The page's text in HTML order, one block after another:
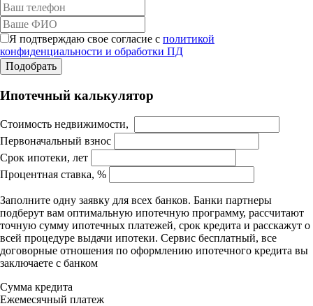
Я подтверждаю свое согласие с политикой
конфиденциальности и обработки ПД
Ипотечный калькулятор
Стоимость недвижимости,
Первоначальный взнос
Срок ипотеки, лет
Процентная ставка, %
Заполните одну заявку для всех банков. Банки партнеры
подберут вам оптимальную ипотечную программу, рассчитают
точную сумму ипотечных платежей, срок кредита и расскажут о
всей процедуре выдачи ипотеки. Сервис бесплатный, все
договорные отношения по оформлению ипотечного кредита вы
заключаете с банком
Сумма кредита
Ежемесячный платеж